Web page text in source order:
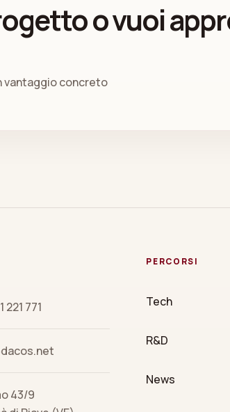
o vuoi
vantaggio concreto
221 771
43/9
PERCORSI
Tech
R&D
News